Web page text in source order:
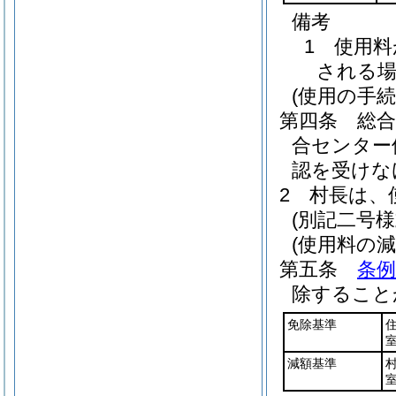
備考
1 使用料
される
(使用の手
第四条
総
合センタ
認を受け
2
村長は、
(別記二号
(使用料の
第五条
条
除するこ
免除基準
減額基準